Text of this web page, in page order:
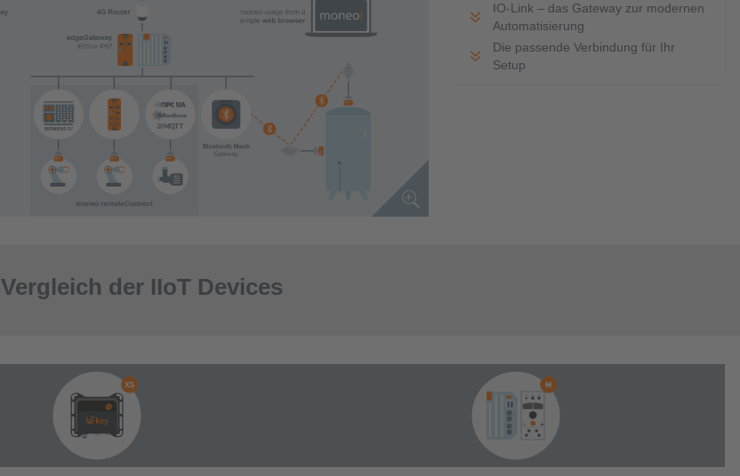
IO-Link – das Gateway zur modernen
Automatisierung
Die passende Verbindung für Ihr
Setup
Vergleich der IIoT Devices